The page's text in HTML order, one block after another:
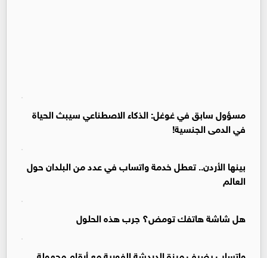
مسؤول سابق في غوغل: الذكاء الاصطناعي سيبث الحياة
في الدمى الجنسية!
بينها الأردن.. تعطل خدمة واتساب في عدد من البلدان حول
العالم
هل شاشة هاتفك تومض؟ جرب هذه الحلول
واتساب يضيف ميزة الدردشة الفورية مع أرقام مجهولة